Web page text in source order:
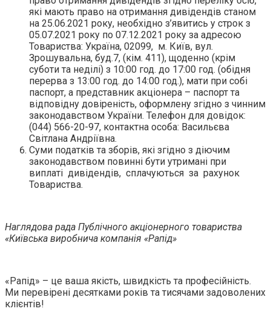
які мають право на отримання дивідендів станом
на 25.06.2021 року, необхідно з’явитись у строк з
05.07.2021 року по 07.12.2021 року за адресою
Товариства: Україна, 02099, м. Київ, вул.
Зрошувальна, буд.7, (кім. 411), щоденно (крім
суботи та неділі) з 10:00 год. до 17:00 год. (обідня
перерва з 13:00 год. до 14:00 год.), мати при собі
паспорт, а представник акціонера – паспорт та
відповідну довіреність, оформлену згідно з чинним
законодавством України. Телефон для довідок:
(044) 566-20-97, контактна особа: Васильєва
Світлана Андріївна.
Суми податків та зборів, які згідно з діючим
законодавством повинні бути утримані при
виплаті дивідендів, сплачуються за рахунок
Товариства.
Наглядова рада Публічного акціонерного товариства
«Київська виробнича компанія «Рапід»
«Рапід» – це ваша якість, швидкість та професійність.
Ми перевірені десятками років та тисячами задоволених
клієнтів!